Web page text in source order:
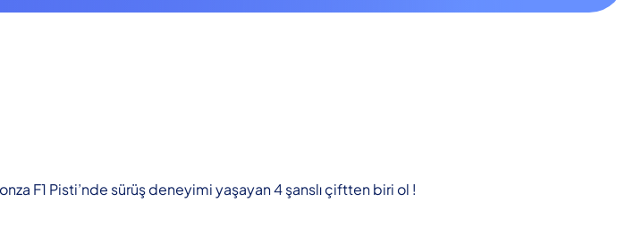
F1 Pisti’nde sürüş deneyimi yaşayan 4 şanslı çiftten biri ol !